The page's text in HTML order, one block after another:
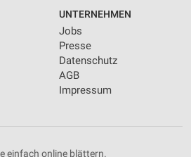
UNTERNEHMEN
Jobs
Presse
Datenschutz
AGB
Impressum
einfach online blättern.